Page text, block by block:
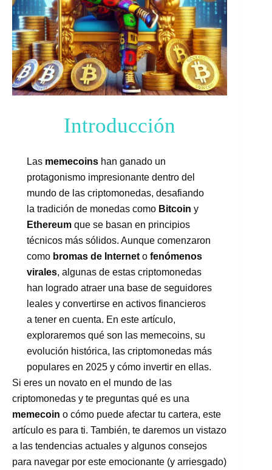
Introducción
Las memecoins han ganado un
protagonismo impresionante dentro del
mundo de las criptomonedas, desafiando
la tradición de monedas como Bitcoin y
Ethereum que se basan en principios
técnicos más sólidos. Aunque comenzaron
como bromas de Internet o fenómenos
virales, algunas de estas criptomonedas
han logrado atraer una base de seguidores
leales y convertirse en activos financieros
a tener en cuenta. En este artículo,
exploraremos qué son las memecoins, su
evolución histórica, las criptomonedas más
populares en 2025 y cómo invertir en ellas.
Si eres un novato en el mundo de las
criptomonedas y te preguntas qué es una
memecoin o cómo puede afectar tu cartera, este
artículo es para ti. También, te daremos un vistazo
a las tendencias actuales y algunos consejos
para navegar por este emocionante (y arriesgado)